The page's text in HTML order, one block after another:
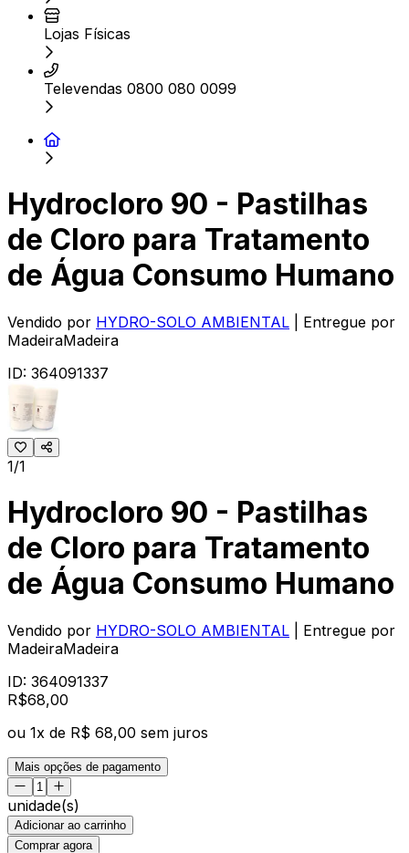
Lojas Físicas
Televendas 0800 080 0099
Hydrocloro 90 - Pastilhas
de Cloro para Tratamento
de Água Consumo Humano
Vendido por HYDRO-SOLO AMBIENTAL
| Entregue por
MadeiraMadeira
ID: 364091337
1/1
Hydrocloro 90 - Pastilhas
de Cloro para Tratamento
de Água Consumo Humano
Vendido por HYDRO-SOLO AMBIENTAL
| Entregue por
MadeiraMadeira
ID: 364091337
R$68,00
ou 1x de R$ 68,00 sem juros
Mais opções de pagamento
unidade(s)
Adicionar ao carrinho
Comprar agora